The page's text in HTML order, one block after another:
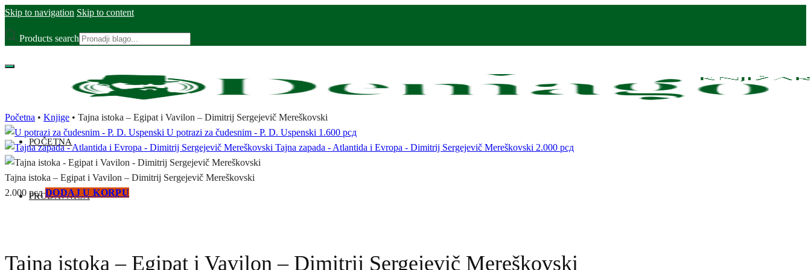
Skip to navigation Skip to content
Products search
POČETNA
PRODAVNICA
Početna • Knjige • Tajna istoka – Egipat i Vavilon – Dimitrij Sergejevič Mereškovski
U potrazi za čudesnim - P. D. Uspenski 1.600 рсд
Tajna zapada - Atlantida i Evropa - Dimitrij Sergejevič Mereškovski 2.000 рсд
Tajna istoka – Egipat i Vavilon – Dimitrij Sergejevič Mereškovski
2.000 рсд DODAJ U KORPU
Tajna istoka – Egipat i Vavilon – Dimitrij Sergejevič Mereškovski